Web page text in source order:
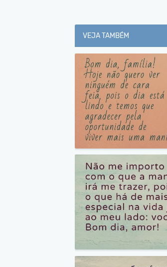
VEJA TAMBÉM